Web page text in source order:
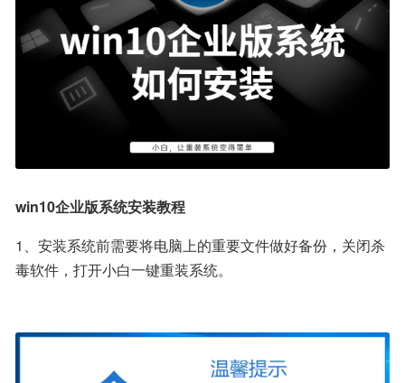
win10企业版系统安装教程
1、安装系统前需要将电脑上的重要文件做好备份，关闭杀
毒软件，打开小白一键重装系统。